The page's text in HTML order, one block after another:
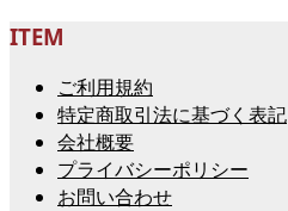
ITEM
ご利用規約
特定商取引法に基づく表記
会社概要
プライバシーポリシー
お問い合わせ